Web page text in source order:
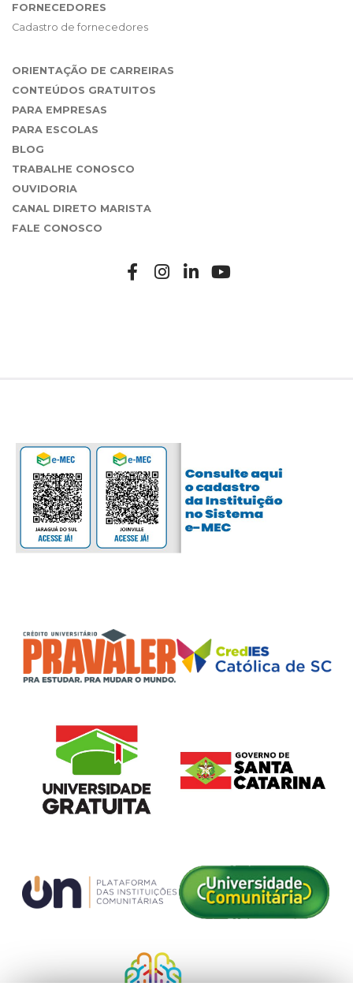
FORNECEDORES
Cadastro de fornecedores
ORIENTAÇÃO DE CARREIRAS
CONTEÚDOS GRATUITOS
PARA EMPRESAS
PARA ESCOLAS
BLOG
TRABALHE CONOSCO
OUVIDORIA
CANAL DIRETO MARISTA
FALE CONOSCO